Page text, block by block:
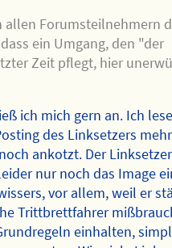
allen Forumsteilnehmern
ein Umgang, den "der
Zeit pflegt, hier
ich mich gern an. Ich
des Linksetzers
ankotzt. Der
nur noch das Image
vor allem, weil er
Trittbrettfahrer
einhalten,